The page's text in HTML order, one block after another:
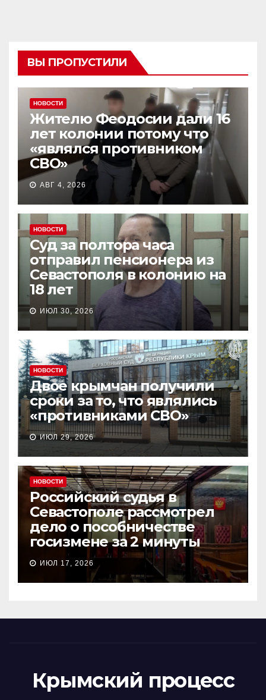
ВЫ ПРОПУСТИЛИ
НОВОСТИ
Жителю Феодосии дали 16
лет колонии потому что
«являлся противником
СВО»
АВГ 4, 2026
НОВОСТИ
Суд за полтора часа
отправил пенсионера из
Севастополя в колонию на
18 лет
ИЮЛ 30, 2026
НОВОСТИ
Двое крымчан получили
сроки за то, что являлись
«противниками СВО»
ИЮЛ 29, 2026
НОВОСТИ
Российский судья в
Севастополе рассмотрел
дело о пособничестве
госизмене за 2 минуты
ИЮЛ 17, 2026
Крымский процесс